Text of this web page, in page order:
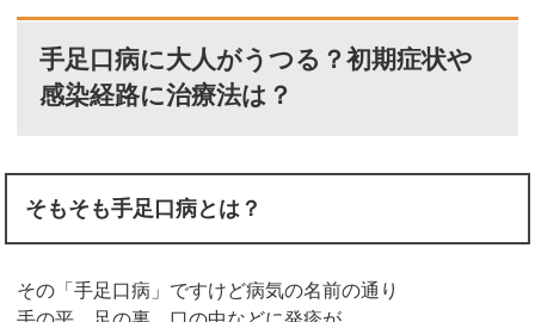
手足口病に大人がうつる？初期症状や
感染経路に治療法は？
そもそも手足口病とは？
その「手足口病」ですけど病気の名前の通り